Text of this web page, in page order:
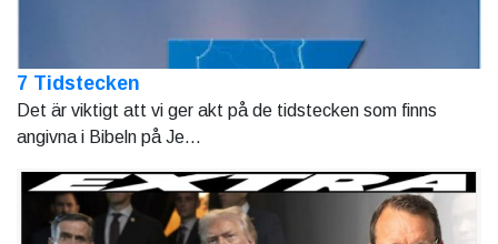
7 Tidstecken
Det är viktigt att vi ger akt på de tidstecken som finns
angivna i Bibeln på Je...